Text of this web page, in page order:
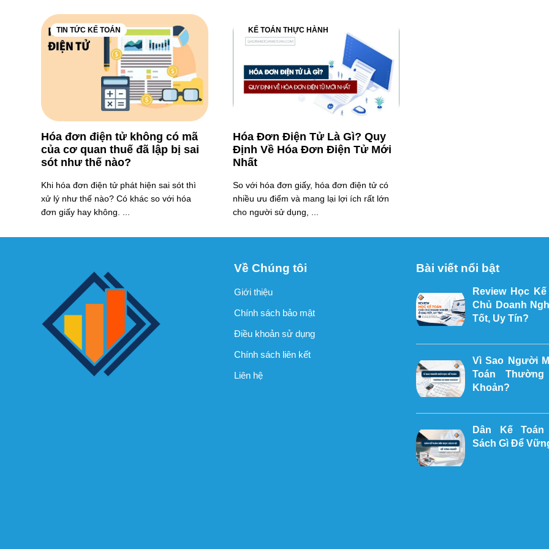
TIN TỨC KẾ TOÁN
Hóa đơn điện tử không có mã
của cơ quan thuế đã lập bị sai
sót như thế nào?
Khi hóa đơn điện tử phát hiện sai sót thì
xử lý như thế nào? Có khác so với hóa
đơn giấy hay không. ...
KẾ TOÁN THỰC HÀNH
Hóa Đơn Điện Tử Là Gì? Quy
Định Về Hóa Đơn Điện Tử Mới
Nhất
So với hóa đơn giấy, hóa đơn điện tử có
nhiều ưu điểm và mang lại lợi ích rất lớn
cho người sử dụng, ...
Về Chúng tôi
Giới thiệu
Chính sách bảo mật
Điều khoản sử dụng
Chính sách liên kết
Liên hệ
Bài viết nổi bật
Review Học
Chủ Doanh
Tốt, Uy Tín?
Vì Sao Người
Toán
Khoản?
Dân Kế
Sách Gì Để